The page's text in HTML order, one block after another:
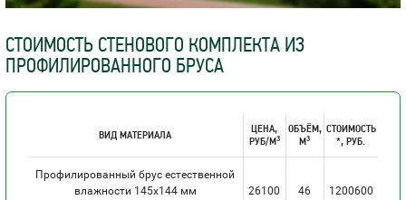
СТОИМОСТЬ СТЕНОВОГО КОМПЛЕКТА ИЗ
ПРОФИЛИРОВАННОГО БРУСА
ВИД МАТЕРИАЛА
ЦЕНА,
РУБ/М3
ОБЪЁМ,
М3
СТОИМОСТЬ
*, РУБ.
Профилированный брус естественной
влажности 145х144 мм
26100 46 1200600